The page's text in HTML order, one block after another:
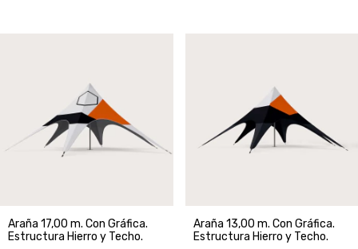
Araña 17,00 m. Con Gráfica.
Estructura Hierro y Techo.
Araña 13,00 m. Con Gráfica.
Estructura Hierro y Techo.